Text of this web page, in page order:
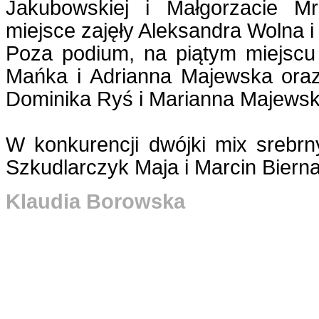
Jakubowskiej i Małgorzacie
miejsce zajęły Aleksandra Wolna i
Poza podium, na piątym
Mańka i Adrianna Majewska
Dominika Ryś i Marianna
W konkurencji dwójki mix
Szkudlarczyk Maja i Marcin
Klaudia Borowska